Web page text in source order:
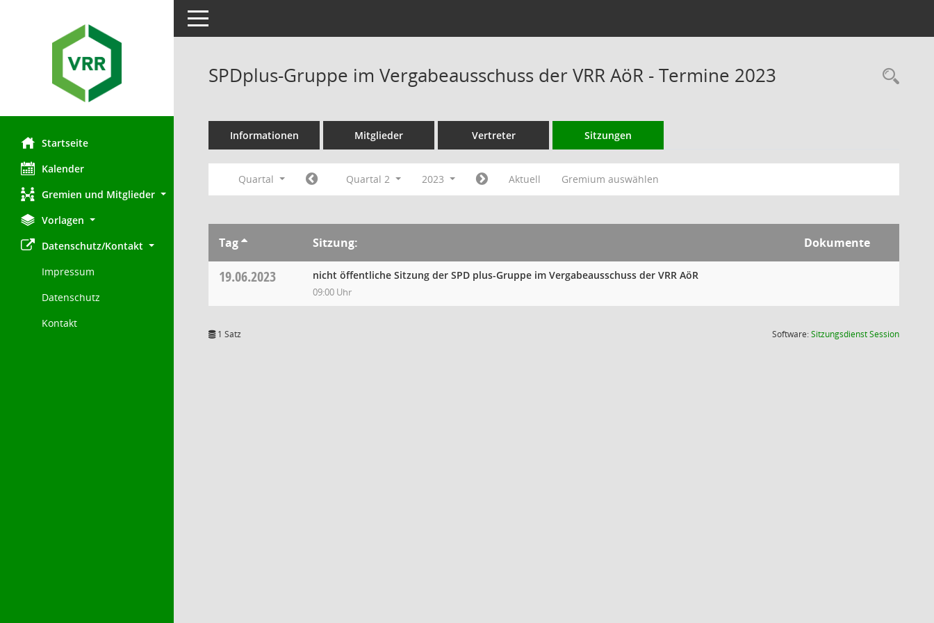
Startseite
Kalender
Gremien und Mitglieder
Vorlagen
Datenschutz/Kontakt
Impressum
Datenschutz
Kontakt
Toggle navigation
SPDplus-Gruppe im Vergabeausschuss der VRR AöR - Termine 2023
Informationen Mitglieder Vertreter Sitzungen
Quartal Quartal 2 2023 Aktuell Gremium auswählen
Tag Sitzung: Dokumente
19.06.2023 nicht öffentliche Sitzung der SPD plus-Gruppe im Vergabeausschuss der VRR AöR
09:00 Uhr
1 Satz Software:SitzungsdienstSession(Wird in